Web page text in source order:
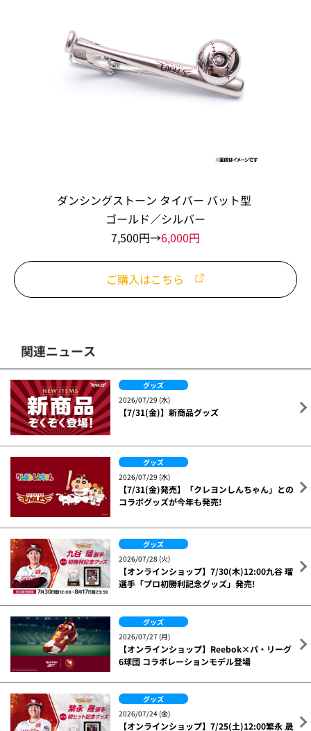
ダンシングストーン タイバー バット型
ゴールド／シルバー
7,500円→6,000円
ご購入はこちら
関連ニュース
グッズ
2026/07/29 (水)
【7/31(金)】新商品グッズ
グッズ
2026/07/29 (水)
【7/31(金)発売】「クレヨンしんちゃん」との
コラボグッズが今年も発売!
グッズ
2026/07/28 (火)
【オンラインショップ】7/30(木)12:00九谷 瑠
選手「プロ初勝利記念グッズ」発売!
グッズ
2026/07/27 (月)
【オンラインショップ】Reebok×パ・リーグ
6球団 コラボレーションモデル登場
グッズ
2026/07/24 (金)
【オンラインショップ】7/25(土)12:00繁永 晟